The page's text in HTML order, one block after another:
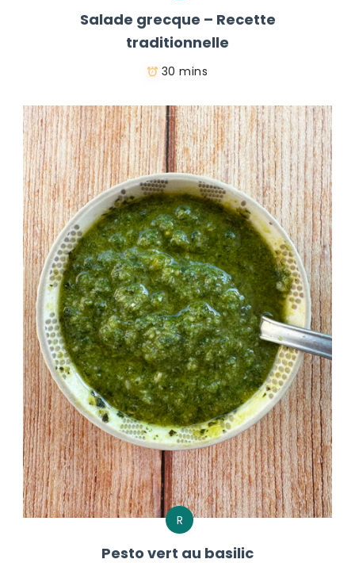
Salade grecque – Recette
traditionnelle
30 mins
R
Pesto vert au basilic